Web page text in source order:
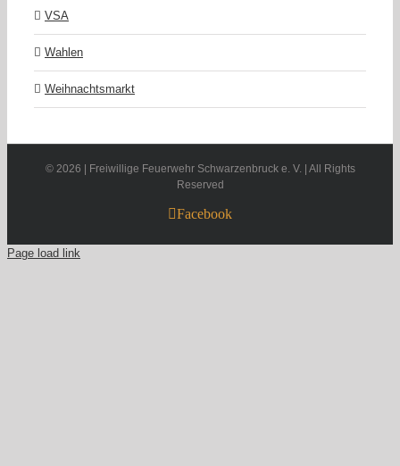
VSA
Wahlen
Weihnachtsmarkt
© 2026 | Freiwillige Feuerwehr Schwarzenbruck e. V. | All Rights
Reserved
Facebook
Page load link